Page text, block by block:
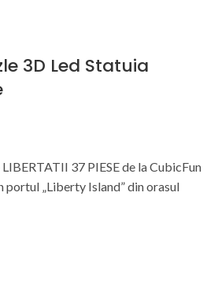
3D Led Statuia
37 PIESE de la CubicFun
portul „Liberty Island” din orasul